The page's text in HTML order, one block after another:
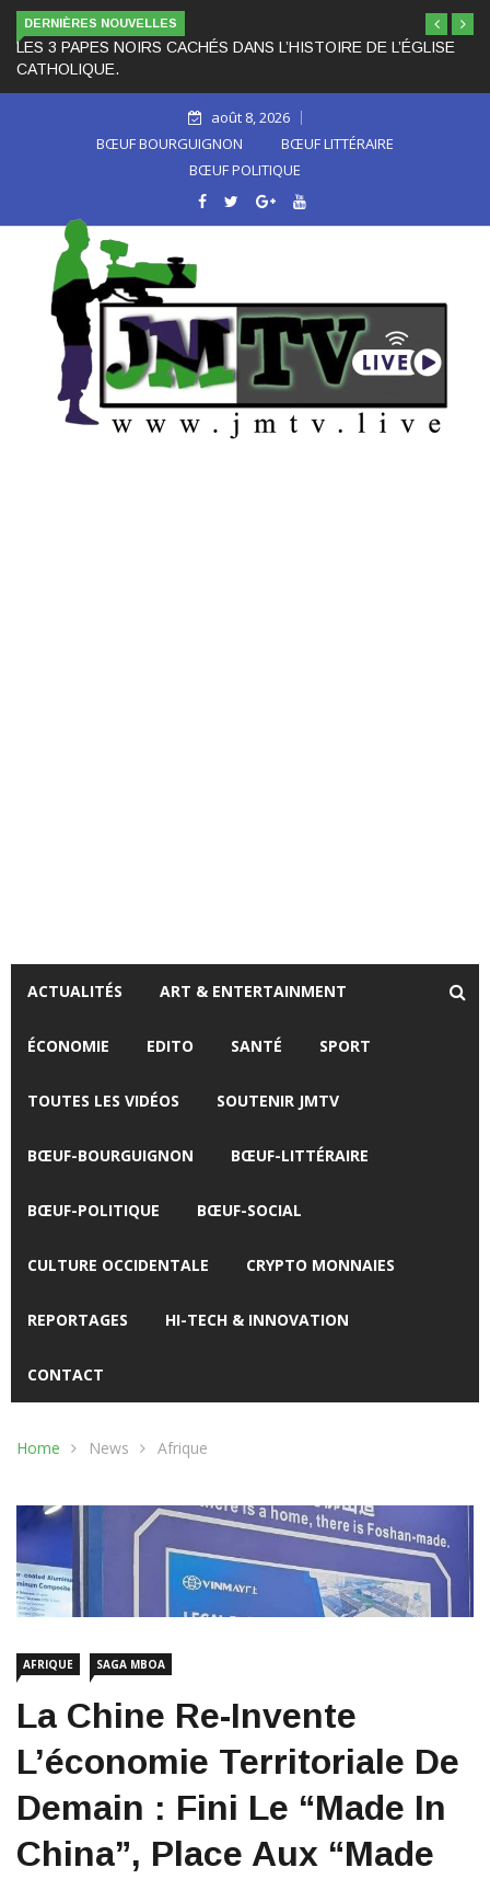
DERNIÈRES NOUVELLES
LES 3 PAPES NOIRS CACHÉS DANS L’HISTOIRE DE L’ÉGLISE
CATHOLIQUE.
août 8, 2026
BŒUF BOURGUIGNON
BŒUF LITTÉRAIRE
BŒUF POLITIQUE
ACTUALITÉS ART & ENTERTAINMENT
ÉCONOMIE EDITO SANTÉ SPORT
TOUTES LES VIDÉOS SOUTENIR JMTV
BŒUF-BOURGUIGNON BŒUF-LITTÉRAIRE
BŒUF-POLITIQUE BŒUF-SOCIAL
CULTURE OCCIDENTALE CRYPTO MONNAIES
REPORTAGES HI-TECH & INNOVATION
CONTACT
Home News Afrique
AFRIQUE SAGA MBOA
La Chine Re-Invente
L’économie Territoriale De
Demain : Fini Le “Made In
China”, Place Aux “Made